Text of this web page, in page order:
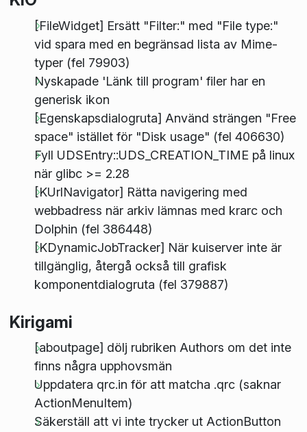
[FileWidget] Ersätt "Filter:" med "File type:"
vid spara med en begränsad lista av Mime-
typer (fel 79903)
Nyskapade 'Länk till program' filer har en
generisk ikon
[Egenskapsdialogruta] Använd strängen "Free
space" istället för "Disk usage" (fel 406630)
Fyll UDSEntry::UDS_CREATION_TIME på linux
när glibc >= 2.28
[KUrlNavigator] Rätta navigering med
webbadress när arkiv lämnas med krarc och
Dolphin (fel 386448)
[KDynamicJobTracker] När kuiserver inte är
tillgänglig, återgå också till grafisk
komponentdialogruta (fel 379887)
Kirigami
[aboutpage] dölj rubriken Authors om det inte
finns några upphovsmän
Uppdatera qrc.in för att matcha .qrc (saknar
ActionMenuItem)
Säkerställ att vi inte trycker ut ActionButton